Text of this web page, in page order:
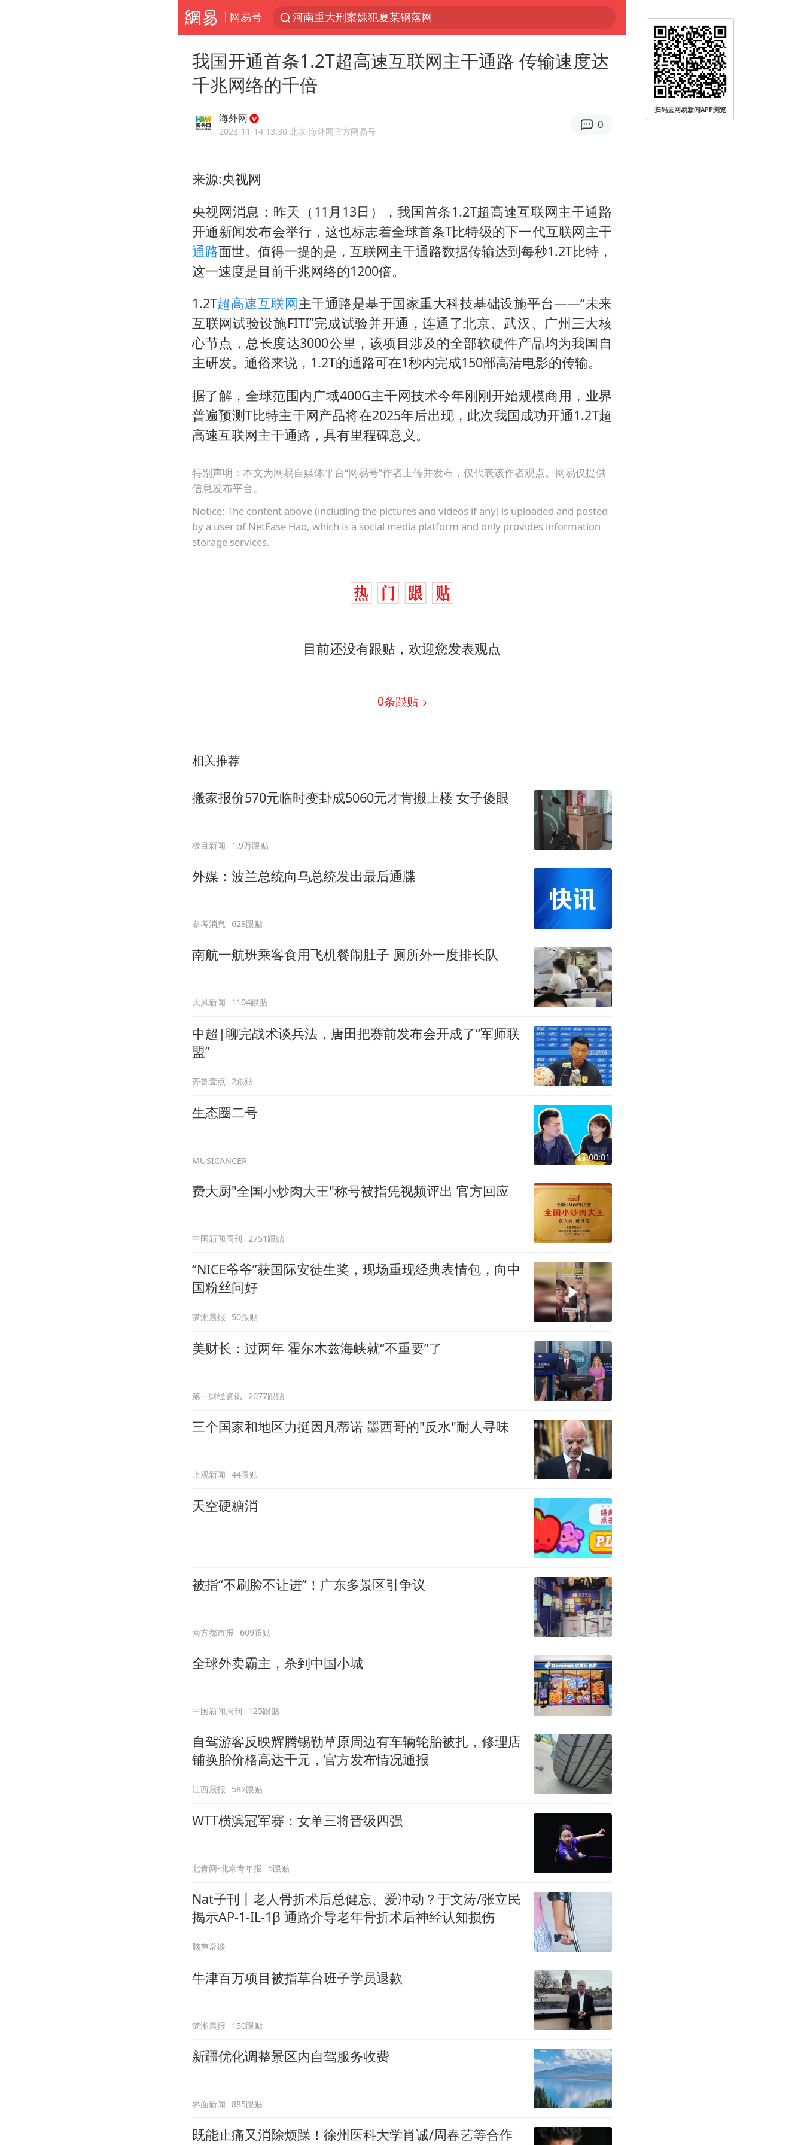
网易号
光影经济撬动暑期消费新蓝海
新疆优化调整景区内自驾服务费
黄金牛市回来了吗
情侣平潭拍日出坠崖1死1伤
《欢迎来龙餐馆》口碑
微信又有新功能，你可以“撤回”你的撤回了！
几元成本的AI广告导致千万市值蒸发
杭州全市有序停课
商场现钱学森巨幅海报 负责人回应
“不怕六爷挂得多 就怕六爷挂一颗”
乐享全民健身 共筑健康中国
我国开通首条1.2T超高速互联网主干通路 传输速度达
千兆网络的千倍
海外网
2023-11-14 13:30·北京·海外网官方网易号
0
来源:央视网
央视网消息：昨天（11月13日），我国首条1.2T超高速互联网主干通路
开通新闻发布会举行，这也标志着全球首条T比特级的下一代互联网主干
通路面世。值得一提的是，互联网主干通路数据传输达到每秒1.2T比特，
这一速度是目前千兆网络的1200倍。
1.2T超高速互联网主干通路是基于国家重大科技基础设施平台――“未来
互联网试验设施FITI”完成试验并开通，连通了北京、武汉、广州三大核
心节点，总长度达3000公里，该项目涉及的全部软硬件产品均为我国自
主研发。通俗来说，1.2T的通路可在1秒内完成150部高清电影的传输。
据了解，全球范围内广域400G主干网技术今年刚刚开始规模商用，业界
普遍预测T比特主干网产品将在2025年后出现，此次我国成功开通1.2T超
高速互联网主干通路，具有里程碑意义。
特别声明：本文为网易自媒体平台“网易号”作者上传并发布，仅代表该作者观点。网易仅提供
信息发布平台。
Notice: The content above (including the pictures and videos if any) is uploaded and posted
by a user of NetEase Hao, which is a social media platform and only provides information
storage services.
目前还没有跟贴，欢迎您发表观点
0条跟贴
相关推荐
搬家报价570元临时变卦成5060元才肯搬上楼 女子傻眼
极目新闻 1.9万跟贴
外媒：波兰总统向乌总统发出最后通牒
参考消息 628跟贴
南航一航班乘客食用飞机餐闹肚子 厕所外一度排长队
大风新闻 1104跟贴
中超|聊完战术谈兵法，唐田把赛前发布会开成了“军师联
盟”
齐鲁壹点 2跟贴
生态圈二号
MUSICANCER 00:01
费大厨"全国小炒肉大王"称号被指凭视频评出 官方回应
中国新闻周刊 2751跟贴
“NICE爷爷”获国际安徒生奖，现场重现经典表情包，向中
国粉丝问好
潇湘晨报 50跟贴
美财长：过两年 霍尔木兹海峡就“不重要”了
第一财经资讯 2077跟贴
三个国家和地区力挺因凡蒂诺 墨西哥的"反水"耐人寻味
上观新闻 44跟贴
天空硬糖消
被指“不刷脸不让进”！广东多景区引争议
南方都市报 609跟贴
全球外卖霸主，杀到中国小城
中国新闻周刊 125跟贴
自驾游客反映辉腾锡勒草原周边有车辆轮胎被扎，修理店
铺换胎价格高达千元，官方发布情况通报
江西晨报 582跟贴
WTT横滨冠军赛：女单三将晋级四强
北青网-北京青年报 5跟贴
Nat子刊丨老人骨折术后总健忘、爱冲动？于文涛/张立民
揭示AP-1-IL-1β 通路介导老年骨折术后神经认知损伤
脑声常谈
牛津百万项目被指草台班子学员退款
潇湘晨报 150跟贴
新疆优化调整景区内自驾服务收费
界面新闻 885跟贴
既能止痛又消除烦躁！徐州医科大学肖诚/周春艺等合作
扫码去网易新闻APP浏览